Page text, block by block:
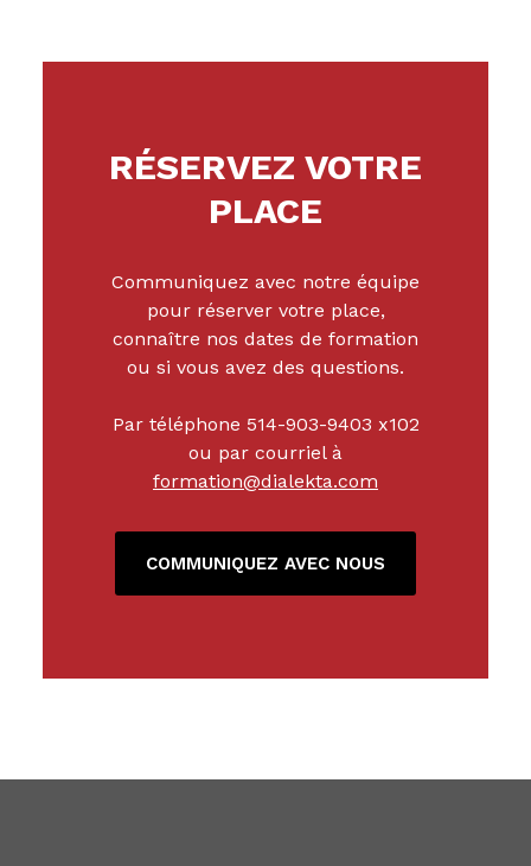
RÉSERVEZ VOTRE
PLACE
Communiquez avec notre équipe
pour réserver votre place,
connaître nos dates de formation
ou si vous avez des questions.
Par téléphone 514-903-9403 x102
ou par courriel à
formation@dialekta.com
COMMUNIQUEZ AVEC NOUS